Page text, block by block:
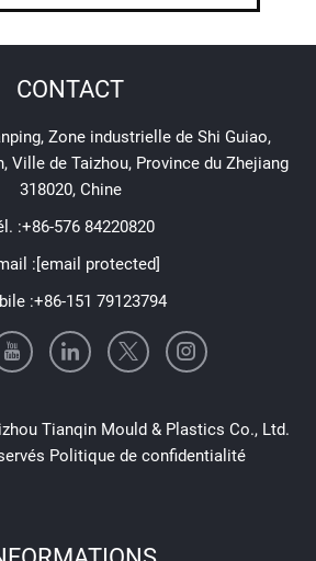
CONTACT
Zone industrielle de Shi Guiao,
Ville de Taizhou, Province du Zhejiang
318020, Chine
:+86-576 84220820
:[email protected]
:+86-151 79123794
Tianqin Mould & Plastics Co., Ltd.
Politique de confidentialité